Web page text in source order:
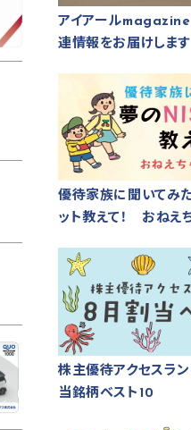
アイアールmagazine
連情報をお届けします
優待家族に聞いて
ット教えて！ おねえ
株主優待アクセスラ
当銘柄ベスト10